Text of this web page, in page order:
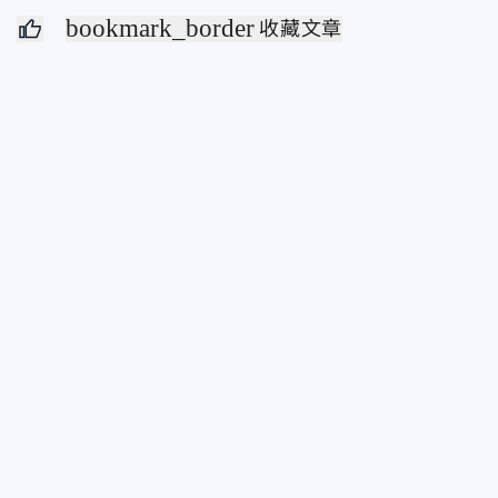
bookmark_border 收藏文章